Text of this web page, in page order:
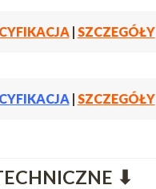
| SZCZEGÓŁY
| SZCZEGÓŁY
⬇